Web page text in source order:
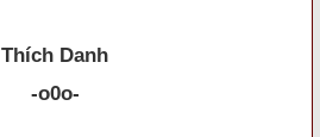
Thích Danh
-o0o-